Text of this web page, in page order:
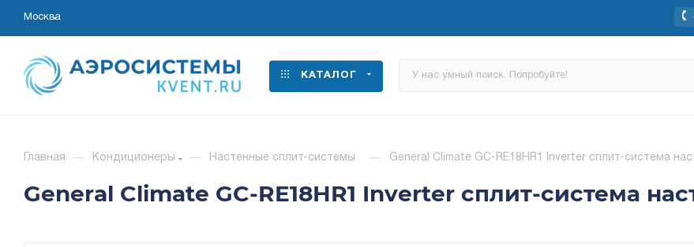
Москва
КАТАЛОГ
Главная — Кондиционеры — Настенные сплит-системы — General Climate GC-RE18HR1 Inverter сплит-система
General Climate GC-RE18HR1 Inverter сплит-система